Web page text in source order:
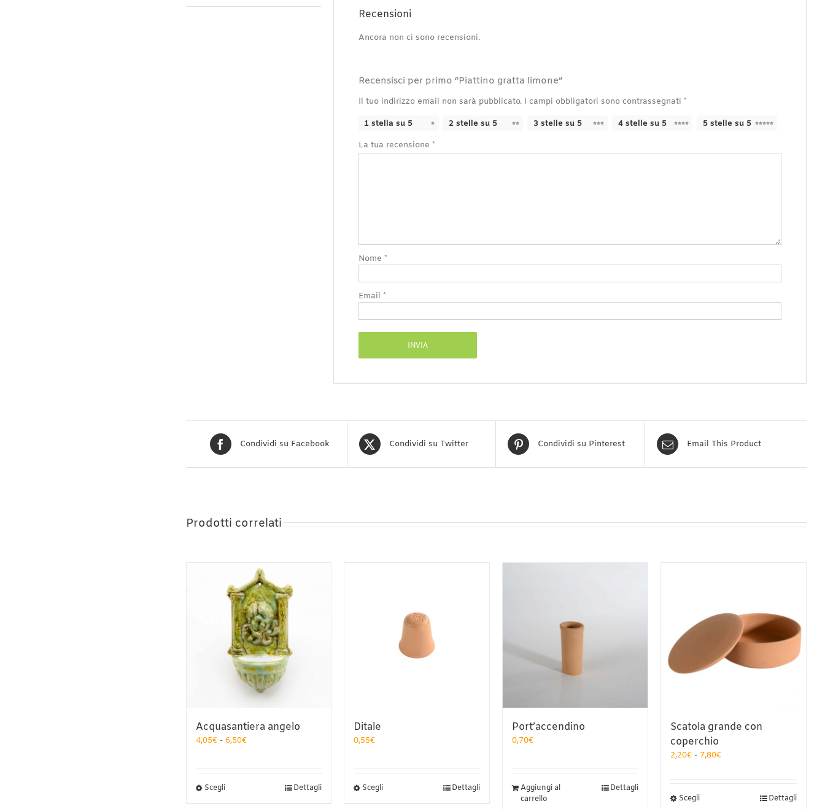
Recensioni
Ancora non ci sono recensioni.
Recensisci per primo “Piattino gratta limone”
Il tuo indirizzo email non sarà pubblicato. I campi obbligatori sono contrassegnati *
1 stella su 5 2 stelle su 5 3 stelle su 5 4 stelle su 5 5 stelle su 5
La tua recensione *
Nome *
Email *
Condividi su Facebook Condividi su Twitter Condividi su Pinterest Email This Product
Prodotti correlati
Acquasantiera angelo
4,05€ - 6,50€Fascia
ScegliQuesto
Dettagli
Ditale
0,55€
ScegliQuesto
Dettagli
Port’accendino
0,70€
Aggiungi al
carrello
Dettagli
Scatola grande con
coperchio
2,20€ - 7,80€
ScegliQuesto
Dettagli